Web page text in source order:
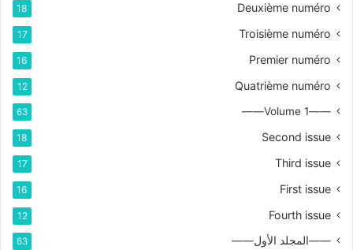
Deuxième numéro
18
Troisième numéro
17
Premier numéro
16
Quatrième numéro
12
——Volume 1——
63
Second issue
18
Third issue
17
First issue
16
Fourth issue
12
——المجلد الأول—— 63